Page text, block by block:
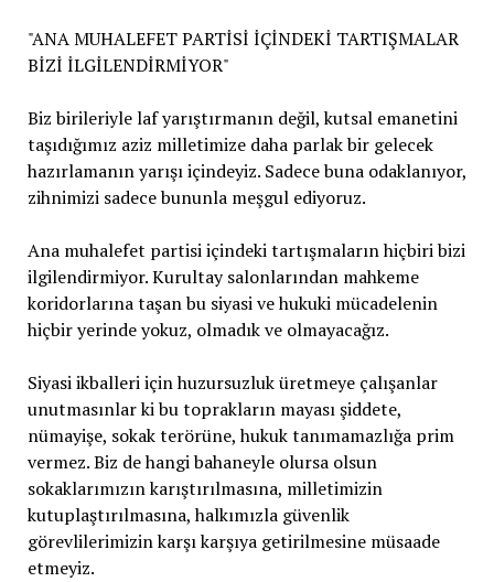
"ANA MUHALEFET PARTİSİ İÇİNDEKİ TARTIŞMALAR
BİZİ İLGİLENDİRMİYOR"
Biz birileriyle laf yarıştırmanın değil, kutsal emanetini
taşıdığımız aziz milletimize daha parlak bir gelecek
hazırlamanın yarışı içindeyiz. Sadece buna odaklanıyor,
zihnimizi sadece bununla meşgul ediyoruz.
Ana muhalefet partisi içindeki tartışmaların hiçbiri bizi
ilgilendirmiyor. Kurultay salonlarından mahkeme
koridorlarına taşan bu siyasi ve hukuki mücadelenin
hiçbir yerinde yokuz, olmadık ve olmayacağız.
Siyasi ikballeri için huzursuzluk üretmeye çalışanlar
unutmasınlar ki bu toprakların mayası şiddete,
nümayişe, sokak terörüne, hukuk tanımamazlığa prim
vermez. Biz de hangi bahaneyle olursa olsun
sokaklarımızın karıştırılmasına, milletimizin
kutuplaştırılmasına, halkımızla güvenlik
görevlilerimizin karşı karşıya getirilmesine müsaade
etmeyiz.